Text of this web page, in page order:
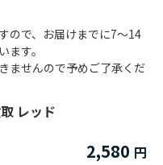
レッド
2,580
ので、お届けまでに7～14
す。
ませんので予めご了承くだ